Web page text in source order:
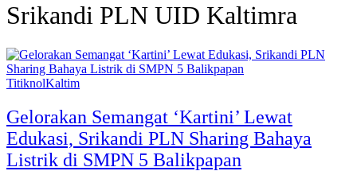
Srikandi PLN UID Kaltimra
TitiknolKaltim
Gelorakan Semangat ‘Kartini’ Lewat
Edukasi, Srikandi PLN Sharing Bahaya
Listrik di SMPN 5 Balikpapan